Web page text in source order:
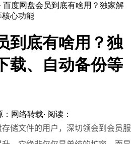
百度网盘会员到底有啥用？独家解
核心功能
到底有啥用？独
载、自动备份等
：网络转载· 阅读：
储文件的用户，深切领会到会员服